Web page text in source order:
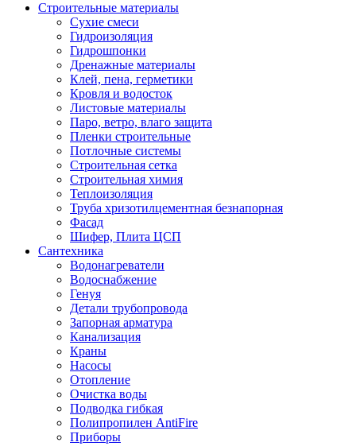
Строительные материалы
Сухие смеси
Гидроизоляция
Гидрошпонки
Дренажные материалы
Клей, пена, герметики
Кровля и водосток
Листовые материалы
Паро, ветро, влаго защита
Пленки строительные
Потлочные системы
Строительная сетка
Строительная химия
Теплоизоляция
Труба хризотилцементная безнапорная
Фасад
Шифер, Плита ЦСП
Сантехника
Водонагреватели
Водоснабжение
Генуя
Детали трубопровода
Запорная арматура
Канализация
Краны
Насосы
Отопление
Очистка воды
Подводка гибкая
Полипропилен AntiFire
Приборы